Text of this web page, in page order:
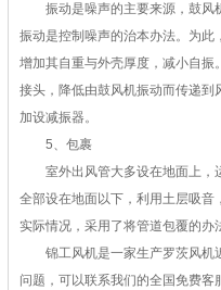
振动是噪声的主要来源，鼓风
振动是控制噪声的治本办法。为此
增加其自重与外壳厚度，减小自
接头，降低由鼓风机振动而传递
加设减振器。
5、包裹
室外出风管大多设在地面上，
全部设在地面以下，利用土层吸音
实际情况，采用了将管道包覆的办
锦工风机是一家生产罗茨风机
问题，可以联系我们的全国免费客